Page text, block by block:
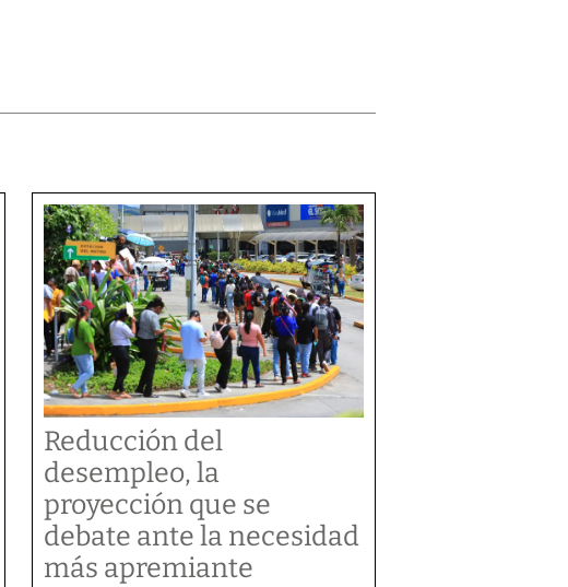
Reducción del
desempleo, la
proyección que se
debate ante la necesidad
más apremiante